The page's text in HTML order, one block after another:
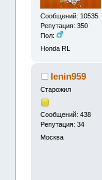
Сообщений: 10535
Репутация: 350
Пол:
Honda RL
lenin959
Старожил
Сообщений: 438
Репутация: 34
Москва